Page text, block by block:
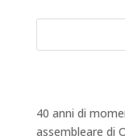
40 anni di
assembleare di